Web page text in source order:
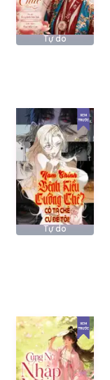
Tự do
Tự do